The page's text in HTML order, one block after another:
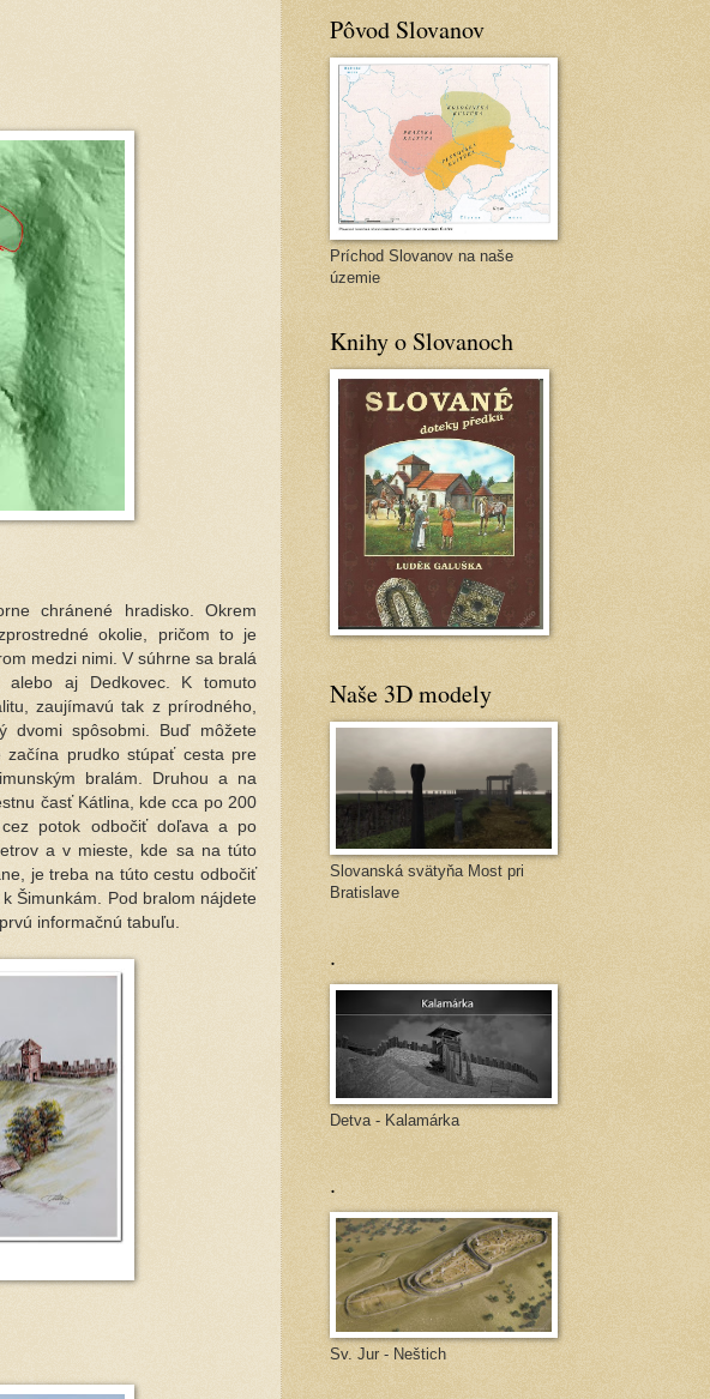
chránené hradisko. Okrem
okolie, pričom to je
medzi nimi. V súhrne sa bralá
aj Dedkovec. K tomuto
zaujímavú tak z prírodného,
dvomi spôsobmi. Buď môžete
začína prudko stúpať cesta pre
bralám. Druhou a na
časť Kátlina, kde cca po 200
potok odbočiť doľava a po
a v mieste, kde sa na túto
je treba na túto cestu odbočiť
Šimunkám. Pod bralom nájdete
informačnú tabuľu.
Pôvod Slovanov
Príchod Slovanov na naše
územie
Knihy o Slovanoch
Naše 3D modely
Slovanská svätyňa Most pri
Bratislave
.
Detva - Kalamárka
.
Sv. Jur - Neštich